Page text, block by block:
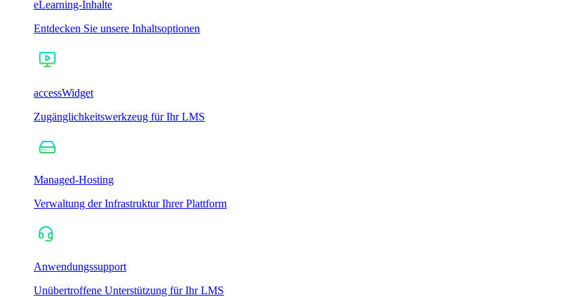
eLearning-Inhalte
Entdecken Sie unsere Inhaltsoptionen
accessWidget
Zugänglichkeitswerkzeug für Ihr LMS
Managed-Hosting
Verwaltung der Infrastruktur Ihrer Plattform
Anwendungssupport
Unübertroffene Unterstützung für Ihr LMS